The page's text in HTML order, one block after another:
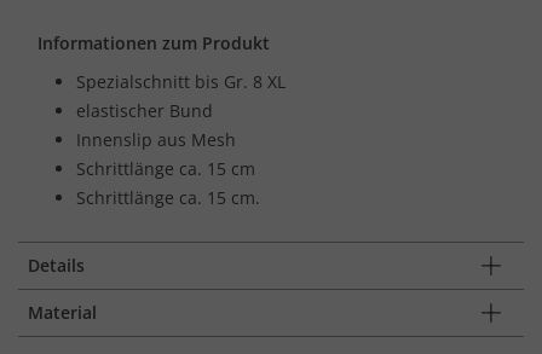
Informationen zum Produkt
Spezialschnitt bis Gr. 8 XL
elastischer Bund
Innenslip aus Mesh
Schrittlänge ca. 15 cm
Schrittlänge ca. 15 cm.
Details
Material